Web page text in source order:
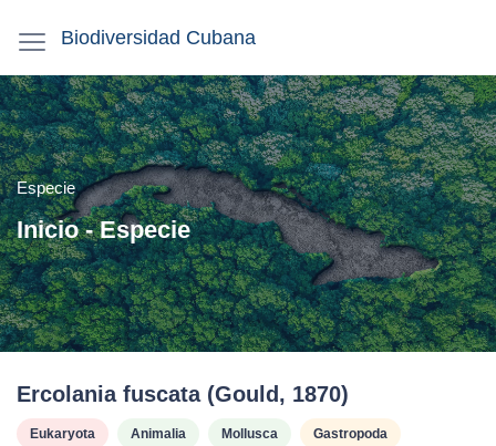
Biodiversidad Cubana
Especie
Inicio - Especie
Ercolania fuscata (Gould, 1870)
Eukaryota Animalia Mollusca Gastropoda